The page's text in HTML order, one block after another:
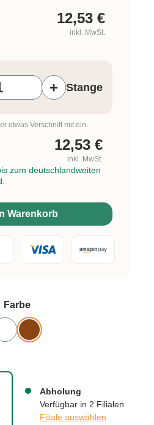
Abholung
Verfügbar in 2 Filialen
Filiale auswählen
Farbeauswählen
12,53 €
inkl. MwSt.
+ Stange
etwas Verschnitt mit ein.
12,53 €
inkl. MwSt.
zum deutschlandweiten
Warenkorb